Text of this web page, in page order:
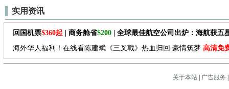
实用资讯
回国机票$360起 | 商务舱省$200 | 全球最佳航空公司出炉：海航获五
海外华人福利！在线看陈建斌《三叉戟》热血归回 豪情筑梦 高清免
关于本站| 广告服务